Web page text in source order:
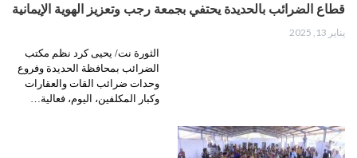
قطاع الضرائب بالحديدة يحتفي بجمعة رجب وتعزيز الهوية الإيمانية
يناير 13, 2025
الثورة نت/ يحيى كرد نظم مكتب
الضرائب بمحافظة الحديدة وفروع
وحدات ضرائب القات والعقارات
وكبار المكلفين، اليوم، فعالية…